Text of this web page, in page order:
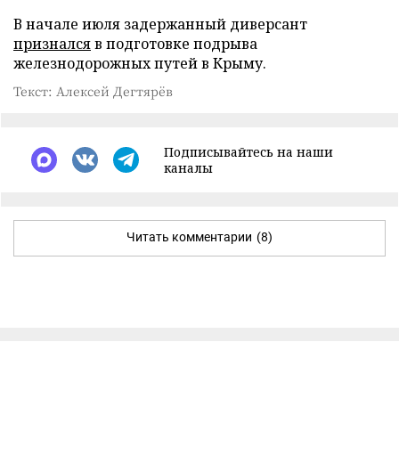
В начале июля задержанный диверсант
призналсяв подготовке подрыва
железнодорожных путей в Крыму.
Текст: Алексей Дегтярёв
Подписывайтесь на наши
каналы
Читать комментарии (8)